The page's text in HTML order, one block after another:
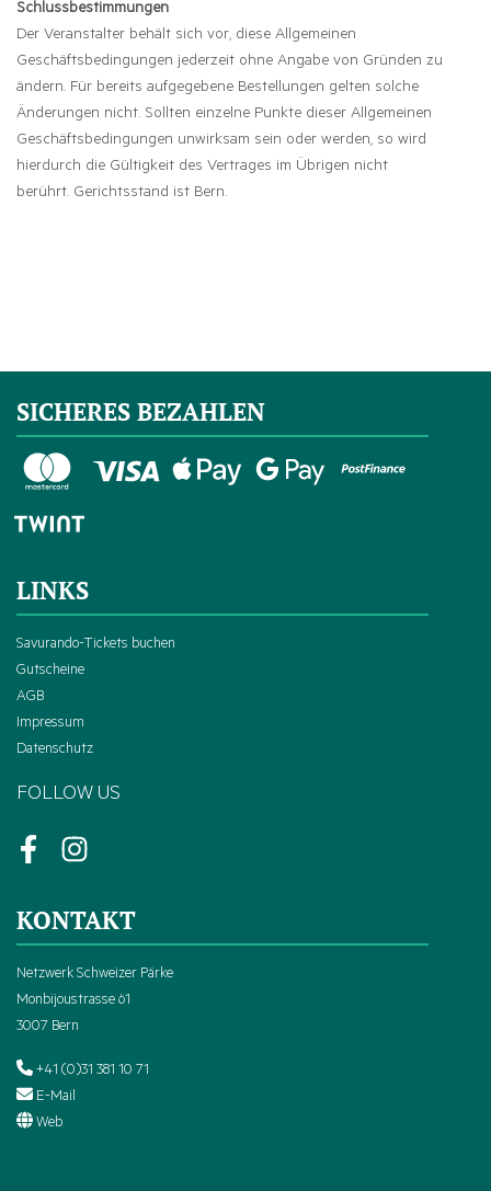
Schlussbestimmungen
Der Veranstalter behält sich vor, diese Allgemeinen
Geschäftsbedingungen jederzeit ohne Angabe von Gründen zu
ändern. Für bereits aufgegebene Bestellungen gelten solche
Änderungen nicht. Sollten einzelne Punkte dieser Allgemeinen
Geschäftsbedingungen unwirksam sein oder werden, so wird
hierdurch die Gültigkeit des Vertrages im Übrigen nicht
berührt. Gerichtsstand ist Bern.
SICHERES BEZAHLEN
LINKS
Savurando-Tickets buchen
Gutscheine
AGB
Impressum
Datenschutz
FOLLOW US
FacebookInstagram
KONTAKT
Netzwerk Schweizer Pärke
Monbijoustrasse 61
3007 Bern
+41 (0)31 381 10 71
E-Mail
Web